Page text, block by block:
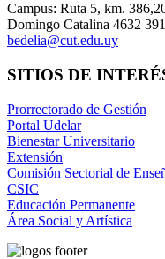
Campus: Ruta 5, km.
Domingo Catalina 4632
bedelia@cut.edu.uy
SITIOS DE
Prorrectorado de Gestión
Portal Udelar
Bienestar Universitario
Extensión
Comisión Sectorial de
CSIC
Educación Permanente
Área Social y Artística